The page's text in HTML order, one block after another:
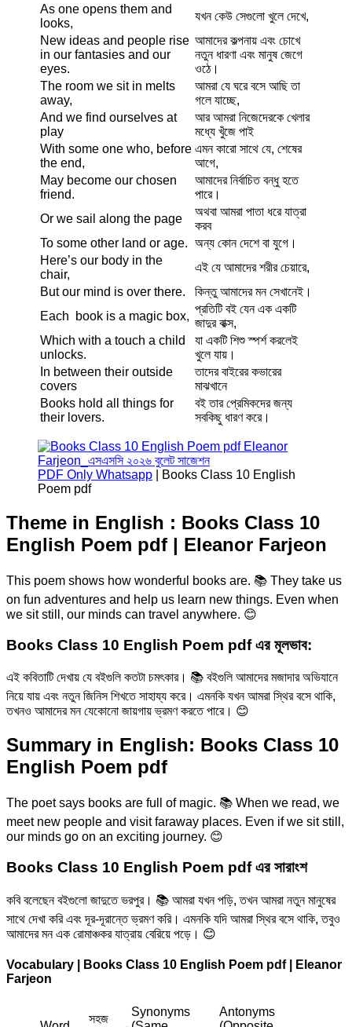
As one opens them and
looks,
যখন কেউ সেগুলো খুলে দেখে,
New ideas and people rise
in our fantasies and our
eyes.
আমাদের কল্পনায় এবং চোখে
নতুন ধারণা এবং মানুষ জেগে
ওঠে।
The room we sit in melts
away,
আমরা যে ঘরে বসে আছি তা
গলে যাচ্ছে,
And we find ourselves at
play
আর আমরা নিজেদেরকে খেলার
মধ্যে খুঁজে পাই
With some one who, before
the end,
এমন কারো সাথে যে, শেষের
আগে,
May become our chosen
friend.
আমাদের নির্বাচিত বন্ধু হতে
পারে।
Or we sail along the page
অথবা আমরা পাতা ধরে যাত্রা
করব
To some other land or age. অন্য কোন দেশে বা যুগে।
Here’s our body in the
chair,
এই যে আমাদের শরীর চেয়ারে,
But our mind is over there.
কিন্তু আমাদের মন সেখানেই।
Each book is a magic box,
প্রতিটি বই যেন এক একটি
জাদুর বাক্স,
Which with a touch a child
unlocks.
যা একটি শিশু স্পর্শ করলেই
খুলে যায়।
In between their outside
covers
তাদের বাইরের কভারের
মাঝখানে
Books hold all things for
their lovers.
বই তার প্রেমিকদের জন্য
সবকিছু ধারণ করে।
PDF Only Whatsapp | Books Class 10 English
Poem pdf
Theme in English : Books Class 10
English Poem pdf | Eleanor Farjeon
This poem shows how wonderful books are. 📚 They take us
on fun adventures and help us learn new things. Even when
we sit still, our minds can travel anywhere. 😊
Books Class 10 English Poem pdfএরমূলভাব:
এই কবিতাটি দেখায় যে বইগুলি কতটা চমৎকার। 📚 বইগুলি আমাদের মজাদার অভিযানে
নিয়ে যায় এবং নতুন জিনিস শিখতে সাহায্য করে। এমনকি যখন আমরা স্থির বসে থাকি,
তখনও আমাদের মন যেকোনো জায়গায় ভ্রমণ করতে পারে। 😊
Summary in English: Books Class 10
English Poem pdf
The poet says books are full of magic. 📚 When we read, we
meet new people and visit faraway places. Even if we sit still,
our minds go on an exciting journey. 😊
Books Class 10 English Poem pdfএরসারাংশ
কবি বলেছেন বইগুলো জাদুতে ভরপুর। 📚 আমরা যখন পড়ি, তখন আমরা নতুন মানুষের
সাথে দেখা করি এবং দূর-দূরান্তে ভ্রমণ করি। এমনকি যদি আমরা স্থির বসে থাকি, তবুও
আমাদের মন এক রোমাঞ্চকর যাত্রায় বেরিয়ে পড়ে। 😊
Vocabulary |
Books Class 10 English Poem pdf | Eleanor
Farjeon
সহজ
Synonyms
Antonyms